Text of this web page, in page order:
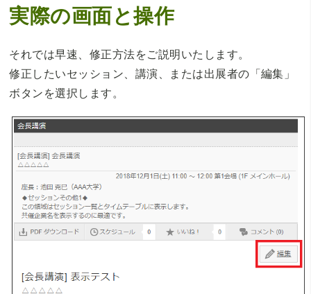
実際の画面と操作
それでは早速、修正方法をご説明いたします。
修正したいセッション、講演、または出展者の「編集」
ボタンを選択します。